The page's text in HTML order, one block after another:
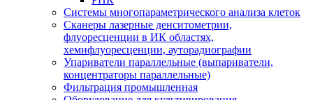
Системы многопараметрического анализа клеток
Сканеры лазерные денситометрии,
флуоресценции в ИК областях,
хемифлуоресценции, ауторадиографии
Упариватели параллельные (выпариватели,
концентраторы параллельные)
Фильтрация промышленная